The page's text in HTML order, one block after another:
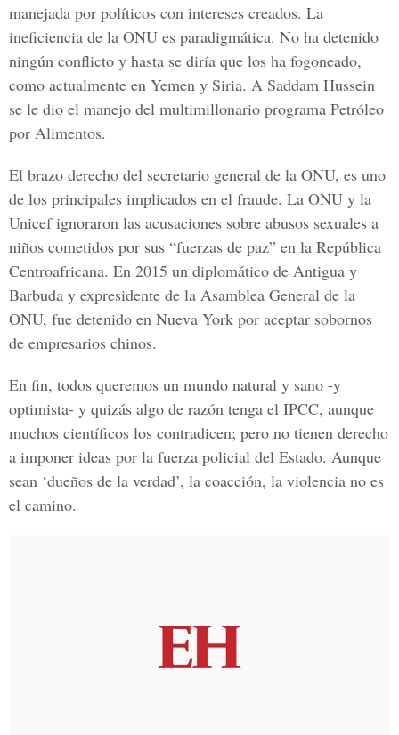
manejada por políticos con intereses creados. La
ineficiencia de la ONU es paradigmática. No ha detenido
ningún conflicto y hasta se diría que los ha fogoneado,
como actualmente en Yemen y Siria. A Saddam Hussein
se le dio el manejo del multimillonario programa Petróleo
por Alimentos.
El brazo derecho del secretario general de la ONU, es uno
de los principales implicados en el fraude. La ONU y la
Unicef ignoraron las acusaciones sobre abusos sexuales a
niños cometidos por sus “fuerzas de paz” en la República
Centroafricana. En 2015 un diplomático de Antigua y
Barbuda y expresidente de la Asamblea General de la
ONU, fue detenido en Nueva York por aceptar sobornos
de empresarios chinos.
En fin, todos queremos un mundo natural y sano -y
optimista- y quizás algo de razón tenga el IPCC, aunque
muchos científicos los contradicen; pero no tienen derecho
a imponer ideas por la fuerza policial del Estado. Aunque
sean ‘dueños de la verdad’, la coacción, la violencia no es
el camino.